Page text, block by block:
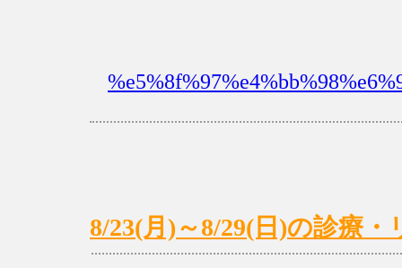
8/23(月)～8/29(日)の診療